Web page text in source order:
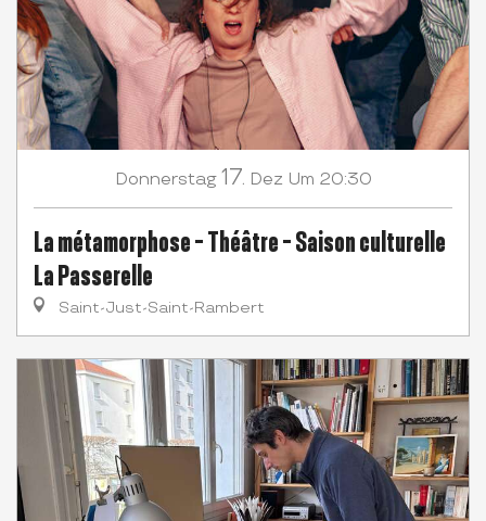
Donnerstag 17. Dez Um 20:30
La métamorphose - Théâtre - Saison culturelle
La Passerelle
Saint-Just-Saint-Rambert